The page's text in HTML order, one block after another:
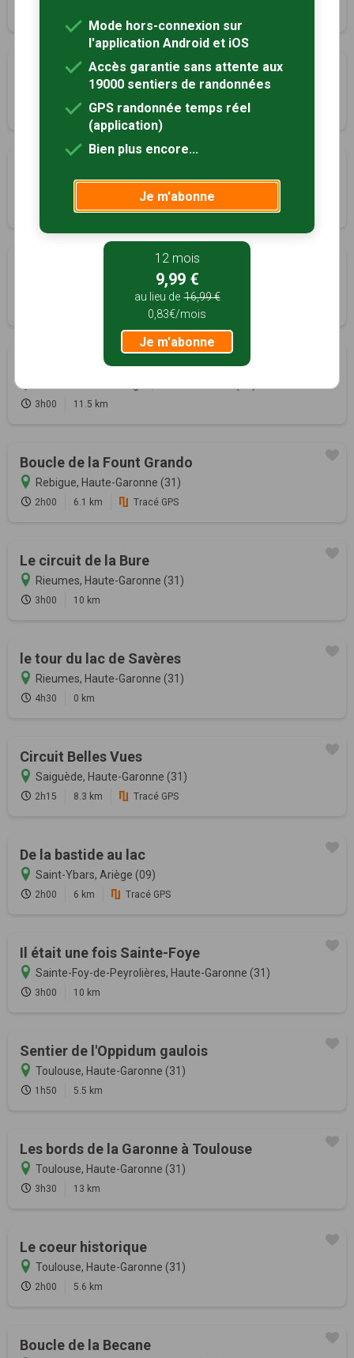
Boucle des Bordes
Odars, Haute-Garonne (31)
8.5 km Tracé GPS
Pibrac, Haute-Garonne (31)
14 km
Boucle de la Comtesse
Ramonville-Saint-Agne, Haute-Garonne (31)
Le sentier des châteaux
3h00 11.5 km
Boucle de la Fount Grando
Rebigue, Haute-Garonne (31)
2h00 6.1 km Tracé GPS
Le circuit de la Bure
Rieumes, Haute-Garonne (31)
3h00 10 km
le tour du lac de Savères
Rieumes, Haute-Garonne (31)
4h30 0 km
Circuit Belles Vues
Saiguède, Haute-Garonne (31)
2h15 8.3 km Tracé GPS
De la bastide au lac
Saint-Ybars, Ariège (09)
2h00 6 km Tracé GPS
Il était une fois Sainte-Foye
Sainte-Foy-de-Peyrolières, Haute-Garonne (31)
3h00 10 km
Sentier de l'Oppidum gaulois
Toulouse, Haute-Garonne (31)
1h50 5.5 km
Les bords de la Garonne à Toulouse
Toulouse, Haute-Garonne (31)
3h30 13 km
Le coeur historique
Toulouse, Haute-Garonne (31)
2h00 5.6 km
Boucle de la Becane
Mode hors-connexion sur
l'application Android et iOS
Accès garantie sans attente aux
19000 sentiers de randonnées
GPS randonnée temps réel
(application)
Bien plus encore...
Je m'abonne
12 mois
9,99 €
au lieu de 16,99 €
0,83€/mois
Je m'abonne